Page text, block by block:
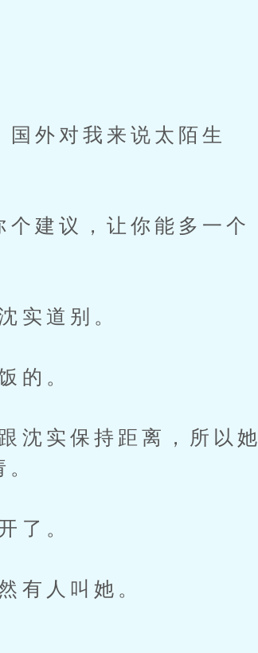
外对我来说太陌生
建议，让你能多一个
实道别。
的。
沈实保持距离，所以她
了。
有人叫她。